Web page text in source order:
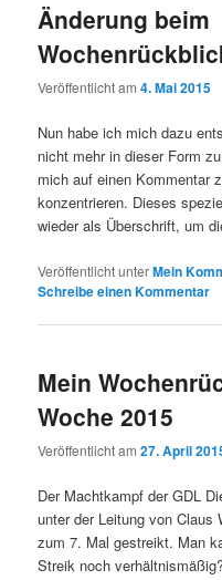
Änderung beim
Veröffentlicht am4. Mai 2015
Nun habe ich mich dazu
nicht mehr in dieser Form
mich auf einen Kommentar
konzentrieren. Dieses
wieder als Überschrift, um
Veröffentlicht unterMein
Schreibe einen Kommentar
Mein
Woche 2015
Veröffentlicht am27. April
Der Machtkampf der GDL
unter der Leitung von Claus
zum 7. Mal gestreikt. Man
Streik noch